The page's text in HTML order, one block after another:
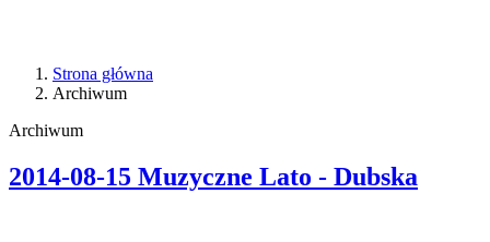
Strona główna
Archiwum
Archiwum
2014-08-15 Muzyczne Lato - Dubska